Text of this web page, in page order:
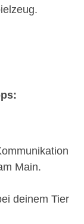
Main.
deinem Tier